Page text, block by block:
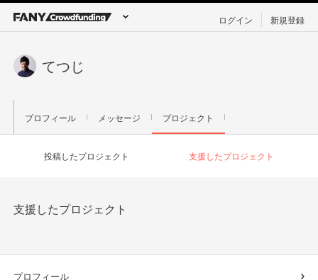
ログイン 新規登録
てつじ
プロフィール メッセージ プロジェクト
投稿したプロジェクト 支援したプロジェクト
支援したプロジェクト
プロフィール